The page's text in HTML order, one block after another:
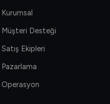
Kurumsal
Müşteri Desteği
Satış Ekipleri
Pazarlama
Operasyon